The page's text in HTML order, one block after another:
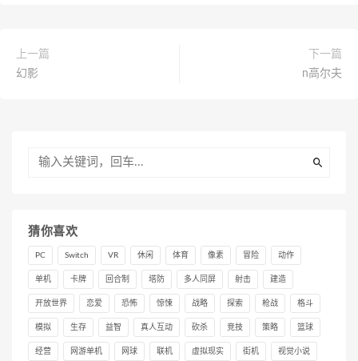
上一篇
幻影
下一篇
n高尔夫
猜你喜欢
PC Switch VR 休闲 体育 像素 冒险 动作
单机 卡牌 回合制 塔防 多人同屏 射击 建造
开放世界 恋爱 恐怖 惊悚 战略 探索 枪战 格斗
模拟 生存 益智 真人互动 砍杀 竞技 策略 篮球
经营 网游单机 网球 联机 虚拟现实 街机 视觉小说